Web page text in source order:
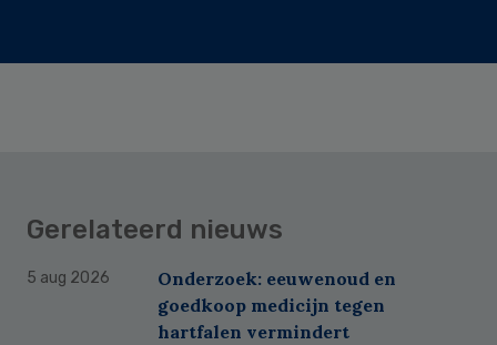
Gerelateerd nieuws
5 aug 2026
Onderzoek: eeuwenoud en
goedkoop medicijn tegen
hartfalen vermindert